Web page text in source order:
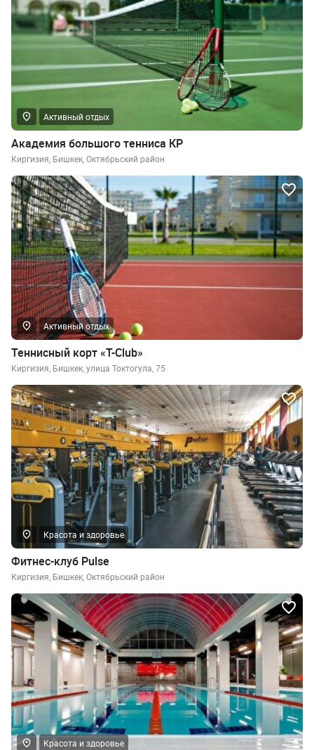
Активный отдых
Академия большого тенниса КР
Киргизия, Бишкек, Октябрьский район
Активный отдых
Теннисный корт «T-Club»
Киргизия, Бишкек, улица Токтогула, 75
Красота и здоровье
Фитнес-клуб Pulse
Киргизия, Бишкек, Октябрьский район
Красота и здоровье